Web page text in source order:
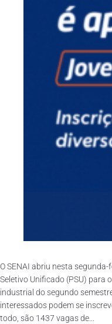
O SENAI abriu nesta
Seletivo Unificado (PSU) para
industrial do segundo
interessados podem se
todo, são 1437 vagas de...